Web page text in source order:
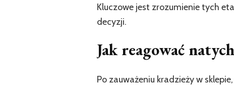
Kluczowe jest zrozumienie tych
decyzji.
Jak reagować
Po zauważeniu kradzieży w